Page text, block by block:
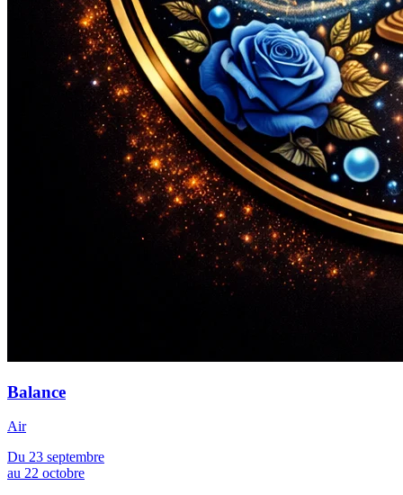
Balance
Air
Du 23 septembre
au 22 octobre